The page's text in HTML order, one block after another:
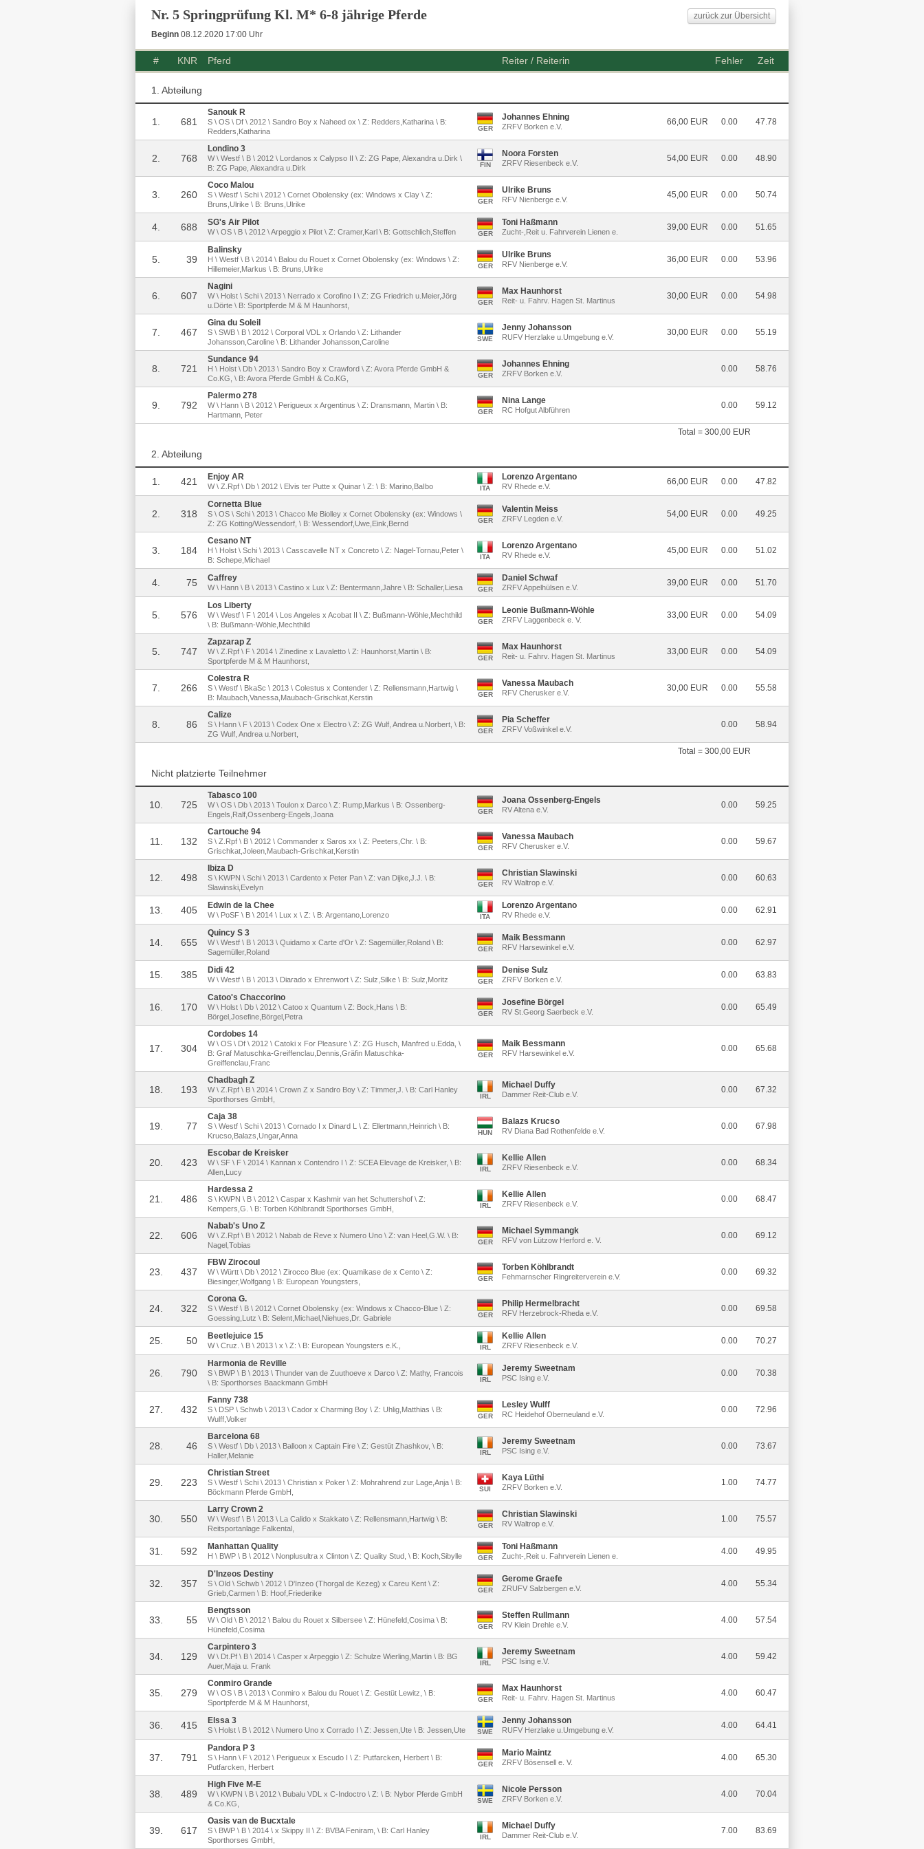
zurück zur Übersicht
Nr. 5 Springprüfung Kl. M* 6-8 jährige Pferde
Beginn 08.12.2020 17:00 Uhr
# KNR Pferd Reiter / Reiterin Fehler Zeit
1. Abteilung
1. 681
Sanouk R
S \ OS \ Df \ 2012 \ Sandro Boy x Naheed ox \ Z: Redders,Katharina \ B:
Redders,Katharina
GER
Johannes Ehning
ZRFV Borken e.V. 66,00 EUR 0.00 47.78
2. 768
Londino 3
W \ Westf \ B \ 2012 \ Lordanos x Calypso II \ Z: ZG Pape, Alexandra u.Dirk \
B: ZG Pape, Alexandra u.Dirk
FIN
Noora Forsten
ZRFV Riesenbeck e.V. 54,00 EUR 0.00 48.90
3. 260
Coco Malou
S \ Westf \ Schi \ 2012 \ Cornet Obolensky (ex: Windows x Clay \ Z:
Bruns,Ulrike \ B: Bruns,Ulrike
GER
Ulrike Bruns
RFV Nienberge e.V. 45,00 EUR 0.00 50.74
4. 688 SG's Air Pilot
W \ OS \ B \ 2012 \ Arpeggio x Pilot \ Z: Cramer,Karl \ B: Gottschlich,Steffen GER
Toni Haßmann
Zucht-,Reit u. Fahrverein Lienen e. 39,00 EUR 0.00 51.65
5. 39
Balinsky
H \ Westf \ B \ 2014 \ Balou du Rouet x Cornet Obolensky (ex: Windows \ Z:
Hillemeier,Markus \ B: Bruns,Ulrike
GER
Ulrike Bruns
RFV Nienberge e.V. 36,00 EUR 0.00 53.96
6. 607
Nagini
W \ Holst \ Schi \ 2013 \ Nerrado x Corofino I \ Z: ZG Friedrich u.Meier,Jörg
u.Dörte \ B: Sportpferde M & M Haunhorst,
GER
Max Haunhorst
Reit- u. Fahrv. Hagen St. Martinus 30,00 EUR 0.00 54.98
7. 467
Gina du Soleil
S \ SWB \ B \ 2012 \ Corporal VDL x Orlando \ Z: Lithander
Johansson,Caroline \ B: Lithander Johansson,Caroline
SWE
Jenny Johansson
RUFV Herzlake u.Umgebung e.V. 30,00 EUR 0.00 55.19
8. 721
Sundance 94
H \ Holst \ Db \ 2013 \ Sandro Boy x Crawford \ Z: Avora Pferde GmbH &
Co.KG, \ B: Avora Pferde GmbH & Co.KG,
GER
Johannes Ehning
ZRFV Borken e.V. 0.00 58.76
9. 792
Palermo 278
W \ Hann \ B \ 2012 \ Perigueux x Argentinus \ Z: Dransmann, Martin \ B:
Hartmann, Peter
GER
Nina Lange
RC Hofgut Albführen 0.00 59.12
Total = 300,00 EUR
2. Abteilung
1. 421 Enjoy AR
W \ Z.Rpf \ Db \ 2012 \ Elvis ter Putte x Quinar \ Z: \ B: Marino,BaIbo ITA
Lorenzo Argentano
RV Rhede e.V. 66,00 EUR 0.00 47.82
2. 318
Cornetta Blue
S \ OS \ Schi \ 2013 \ Chacco Me Biolley x Cornet Obolensky (ex: Windows \
Z: ZG Kotting/Wessendorf, \ B: Wessendorf,Uwe,Eink,Bernd
GER
Valentin Meiss
ZRFV Legden e.V. 54,00 EUR 0.00 49.25
3. 184
Cesano NT
H \ Holst \ Schi \ 2013 \ Casscavelle NT x Concreto \ Z: Nagel-Tornau,Peter \
B: Schepe,Michael
ITA
Lorenzo Argentano
RV Rhede e.V. 45,00 EUR 0.00 51.02
4. 75 Caffrey
W \ Hann \ B \ 2013 \ Castino x Lux \ Z: Bentermann,Jahre \ B: Schaller,Liesa GER
Daniel Schwaf
ZRFV Appelhülsen e.V. 39,00 EUR 0.00 51.70
5. 576
Los Liberty
W \ Westf \ F \ 2014 \ Los Angeles x Acobat II \ Z: Bußmann-Wöhle,Mechthild
\ B: Bußmann-Wöhle,Mechthild
GER
Leonie Bußmann-Wöhle
ZRFV Laggenbeck e. V. 33,00 EUR 0.00 54.09
5. 747
Zapzarap Z
W \ Z.Rpf \ F \ 2014 \ Zinedine x Lavaletto \ Z: Haunhorst,Martin \ B:
Sportpferde M & M Haunhorst,
GER
Max Haunhorst
Reit- u. Fahrv. Hagen St. Martinus 33,00 EUR 0.00 54.09
7. 266
Colestra R
S \ Westf \ BkaSc \ 2013 \ Colestus x Contender \ Z: Rellensmann,Hartwig \
B: Maubach,Vanessa,Maubach-Grischkat,Kerstin
GER
Vanessa Maubach
RFV Cherusker e.V. 30,00 EUR 0.00 55.58
8. 86
Calize
S \ Hann \ F \ 2013 \ Codex One x Electro \ Z: ZG Wulf, Andrea u.Norbert, \ B:
ZG Wulf, Andrea u.Norbert,
GER
Pia Scheffer
ZRFV Voßwinkel e.V. 0.00 58.94
Total = 300,00 EUR
Nicht platzierte Teilnehmer
10. 725
Tabasco 100
W \ OS \ Db \ 2013 \ Toulon x Darco \ Z: Rump,Markus \ B: Ossenberg-
Engels,Ralf,Ossenberg-Engels,Joana
GER
Joana Ossenberg-Engels
RV Altena e.V. 0.00 59.25
11. 132
Cartouche 94
S \ Z.Rpf \ B \ 2012 \ Commander x Saros xx \ Z: Peeters,Chr. \ B:
Grischkat,Joleen,Maubach-Grischkat,Kerstin
GER
Vanessa Maubach
RFV Cherusker e.V. 0.00 59.67
12. 498
Ibiza D
S \ KWPN \ Schi \ 2013 \ Cardento x Peter Pan \ Z: van Dijke,J.J. \ B:
Slawinski,Evelyn
GER
Christian Slawinski
RV Waltrop e.V. 0.00 60.63
13. 405 Edwin de la Chee
W \ PoSF \ B \ 2014 \ Lux x \ Z: \ B: Argentano,Lorenzo ITA
Lorenzo Argentano
RV Rhede e.V. 0.00 62.91
14. 655
Quincy S 3
W \ Westf \ B \ 2013 \ Quidamo x Carte d'Or \ Z: Sagemüller,Roland \ B:
Sagemüller,Roland
GER
Maik Bessmann
RFV Harsewinkel e.V. 0.00 62.97
15. 385 Didi 42
W \ Westf \ B \ 2013 \ Diarado x Ehrenwort \ Z: Sulz,Silke \ B: Sulz,Moritz GER
Denise Sulz
ZRFV Borken e.V. 0.00 63.83
16. 170
Catoo's Chaccorino
W \ Holst \ Db \ 2012 \ Catoo x Quantum \ Z: Bock,Hans \ B:
Börgel,Josefine,Börgel,Petra
GER
Josefine Börgel
RV St.Georg Saerbeck e.V. 0.00 65.49
17. 304
Cordobes 14
W \ OS \ Df \ 2012 \ Catoki x For Pleasure \ Z: ZG Husch, Manfred u.Edda, \
B: Graf Matuschka-Greiffenclau,Dennis,Gräfin Matuschka-
Greiffenclau,Franc
GER
Maik Bessmann
RFV Harsewinkel e.V. 0.00 65.68
18. 193
Chadbagh Z
W \ Z.Rpf \ B \ 2014 \ Crown Z x Sandro Boy \ Z: Timmer,J. \ B: Carl Hanley
Sporthorses GmbH,
IRL
Michael Duffy
Dammer Reit-Club e.V. 0.00 67.32
19. 77
Caja 38
S \ Westf \ Schi \ 2013 \ Cornado I x Dinard L \ Z: Ellertmann,Heinrich \ B:
Krucso,Balazs,Ungar,Anna
HUN
Balazs Krucso
RV Diana Bad Rothenfelde e.V. 0.00 67.98
20. 423
Escobar de Kreisker
W \ SF \ F \ 2014 \ Kannan x Contendro I \ Z: SCEA Elevage de Kreisker, \ B:
Allen,Lucy
IRL
Kellie Allen
ZRFV Riesenbeck e.V. 0.00 68.34
21. 486
Hardessa 2
S \ KWPN \ B \ 2012 \ Caspar x Kashmir van het Schuttershof \ Z:
Kempers,G. \ B: Torben Köhlbrandt Sporthorses GmbH,
IRL
Kellie Allen
ZRFV Riesenbeck e.V. 0.00 68.47
22. 606
Nabab's Uno Z
W \ Z.Rpf \ B \ 2012 \ Nabab de Reve x Numero Uno \ Z: van Heel,G.W. \ B:
Nagel,Tobias
GER
Michael Symmangk
RFV von Lützow Herford e. V. 0.00 69.12
23. 437
FBW Zirocoul
W \ Württ \ Db \ 2012 \ Zirocco Blue (ex: Quamikase de x Cento \ Z:
Biesinger,Wolfgang \ B: European Youngsters,
GER
Torben Köhlbrandt
Fehmarnscher Ringreiterverein e.V. 0.00 69.32
24. 322
Corona G.
S \ Westf \ B \ 2012 \ Cornet Obolensky (ex: Windows x Chacco-Blue \ Z:
Goessing,Lutz \ B: Selent,Michael,Niehues,Dr. Gabriele
GER
Philip Hermelbracht
RFV Herzebrock-Rheda e.V. 0.00 69.58
25. 50 Beetlejuice 15
W \ Cruz. \ B \ 2013 \ x \ Z: \ B: European Youngsters e.K., IRL
Kellie Allen
ZRFV Riesenbeck e.V. 0.00 70.27
26. 790
Harmonia de Reville
S \ BWP \ B \ 2013 \ Thunder van de Zuuthoeve x Darco \ Z: Mathy, Francois
\ B: Sporthorses Baackmann GmbH
IRL
Jeremy Sweetnam
PSC Ising e.V. 0.00 70.38
27. 432
Fanny 738
S \ DSP \ Schwb \ 2013 \ Cador x Charming Boy \ Z: Uhlig,Matthias \ B:
Wulff,Volker
GER
Lesley Wulff
RC Heidehof Oberneuland e.V. 0.00 72.96
28. 46
Barcelona 68
S \ Westf \ Db \ 2013 \ Balloon x Captain Fire \ Z: Gestüt Zhashkov, \ B:
Haller,Melanie
IRL
Jeremy Sweetnam
PSC Ising e.V. 0.00 73.67
29. 223
Christian Street
S \ Westf \ Schi \ 2013 \ Christian x Poker \ Z: Mohrahrend zur Lage,Anja \ B:
Böckmann Pferde GmbH,
SUI
Kaya Lüthi
ZRFV Borken e.V. 1.00 74.77
30. 550
Larry Crown 2
W \ Westf \ B \ 2013 \ La Calido x Stakkato \ Z: Rellensmann,Hartwig \ B:
Reitsportanlage Falkental,
GER
Christian Slawinski
RV Waltrop e.V. 1.00 75.57
31. 592 Manhattan Quality
H \ BWP \ B \ 2012 \ Nonplusultra x Clinton \ Z: Quality Stud, \ B: Koch,Sibylle GER
Toni Haßmann
Zucht-,Reit u. Fahrverein Lienen e. 4.00 49.95
32. 357
D'Inzeos Destiny
S \ Old \ Schwb \ 2012 \ D'Inzeo (Thorgal de Kezeg) x Careu Kent \ Z:
Grieb,Carmen \ B: Hoof,Friederike
GER
Gerome Graefe
ZRUFV Salzbergen e.V. 4.00 55.34
33. 55
Bengtsson
W \ Old \ B \ 2012 \ Balou du Rouet x Silbersee \ Z: Hünefeld,Cosima \ B:
Hünefeld,Cosima
GER
Steffen Rullmann
RV Klein Drehle e.V. 4.00 57.54
34. 129
Carpintero 3
W \ Dt.Pf \ B \ 2014 \ Casper x Arpeggio \ Z: Schulze Wierling,Martin \ B: BG
Auer,Maja u. Frank
IRL
Jeremy Sweetnam
PSC Ising e.V. 4.00 59.42
35. 279
Conmiro Grande
W \ OS \ B \ 2013 \ Conmiro x Balou du Rouet \ Z: Gestüt Lewitz, \ B:
Sportpferde M & M Haunhorst,
GER
Max Haunhorst
Reit- u. Fahrv. Hagen St. Martinus 4.00 60.47
36. 415 Elssa 3
S \ Holst \ B \ 2012 \ Numero Uno x Corrado I \ Z: Jessen,Ute \ B: Jessen,Ute SWE
Jenny Johansson
RUFV Herzlake u.Umgebung e.V. 4.00 64.41
37. 791
Pandora P 3
S \ Hann \ F \ 2012 \ Perigueux x Escudo I \ Z: Putfarcken, Herbert \ B:
Putfarcken, Herbert
GER
Mario Maintz
ZRFV Bösensell e. V. 4.00 65.30
38. 489
High Five M-E
W \ KWPN \ B \ 2012 \ Bubalu VDL x C-Indoctro \ Z: \ B: Nybor Pferde GmbH
& Co.KG,
SWE
Nicole Persson
ZRFV Borken e.V. 4.00 70.04
39. 617
Oasis van de Bucxtale
S \ BWP \ B \ 2014 \ x Skippy II \ Z: BVBA Feniram, \ B: Carl Hanley
Sporthorses GmbH,
IRL
Michael Duffy
Dammer Reit-Club e.V. 7.00 83.69